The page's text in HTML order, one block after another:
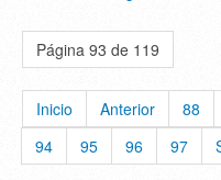
Página 93 de 119
Inicio Anterior 88
94
95 96 97